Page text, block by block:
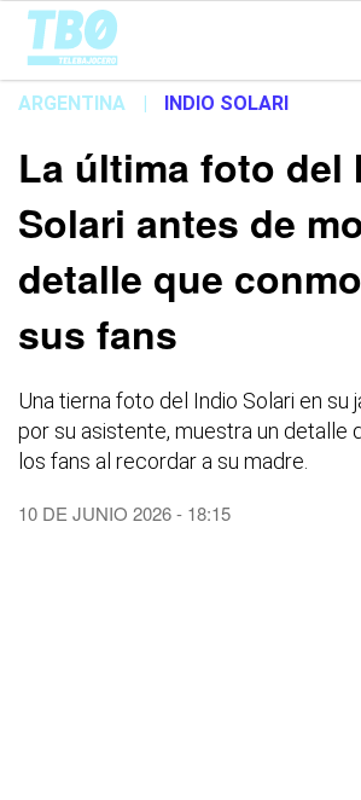
Cargando...
ARGENTINA | INDIO SOLARI
La última foto del
Solari antes de
detalle que
sus fans
Una tierna foto del Indio Solari en su
por su asistente, muestra un detalle
los fans al recordar a su madre.
10 DE JUNIO 2026 - 18:15